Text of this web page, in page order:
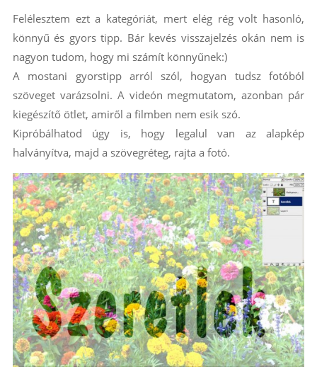
Felélesztem ezt a kategóriát, mert elég rég volt hasonló,
könnyű és gyors tipp. Bár kevés visszajelzés okán nem is
nagyon tudom, hogy mi számít könnyűnek:)
A mostani gyorstipp arról szól, hogyan tudsz fotóból
szöveget varázsolni. A videón megmutatom, azonban pár
kiegészítő ötlet, amiről a filmben nem esik szó.
Kipróbálhatod úgy is, hogy legalul van az alapkép
halványítva, majd a szövegréteg, rajta a fotó.